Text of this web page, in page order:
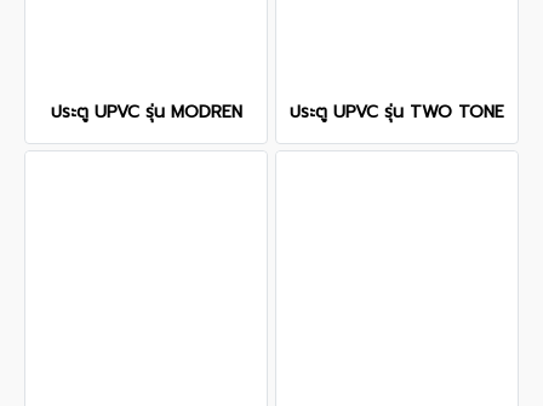
ประตู UPVC รุ่น MODREN ประตู UPVC รุ่น TWO TONE